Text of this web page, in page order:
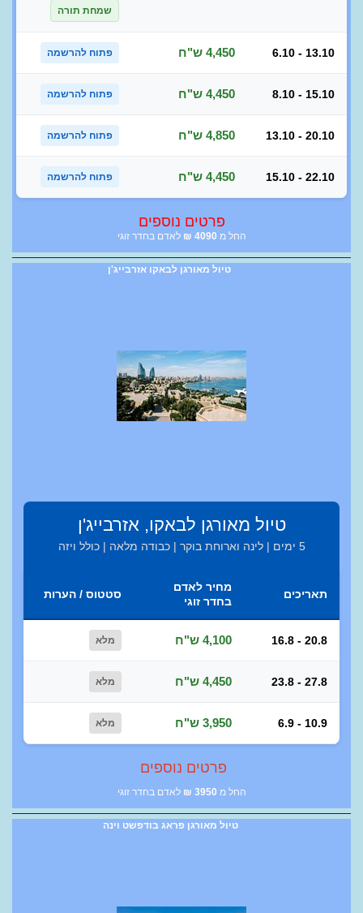
שמחת תורה
6.10 - 13.10 4,450 ש"ח פתוח להרשמה
8.10 - 15.10 4,450 ש"ח פתוח להרשמה
13.10 - 20.10 4,850 ש"ח פתוח להרשמה
15.10 - 22.10 4,450 ש"ח פתוח להרשמה
פרטים נוספים
החל מ 4090
₪ לאדם בחדר זוגי
טיול מאורגן לבאקו אזרבייג'ן
טיול מאורגן לבאקו, אזרבייג'ן
5 ימים | לינה וארוחת בוקר | כבודה מלאה | כולל ויזה
תאריכים
מחיר לאדם
בחדר זוגי
סטטוס / הערות
16.8 - 20.8 4,100 ש"ח מלא
23.8 - 27.8 4,450 ש"ח מלא
6.9 - 10.9 3,950 ש"ח מלא
פרטים נוספים
החל מ 3950
₪ לאדם בחדר זוגי
טיול מאורגן פראג בודפשט וינה